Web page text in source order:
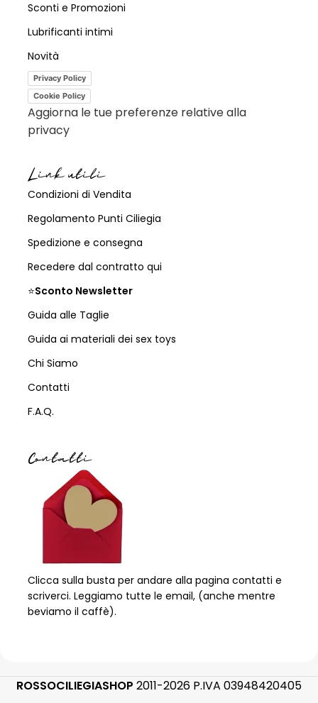
Sconti e Promozioni
Lubrificanti intimi
Novità
Privacy Policy
Cookie Policy
Aggiorna le tue preferenze relative alla
privacy
Link utili
Condizioni di Vendita
Regolamento Punti Ciliegia
Spedizione e consegna
Recedere dal contratto qui
⭐Sconto Newsletter
Guida alle Taglie
Guida ai materiali dei sex toys
Chi Siamo
Contatti
F.A.Q.
Contatti
Clicca sulla busta per andare alla pagina contatti e
scriverci. Leggiamo tutte le email, (anche mentre
beviamo il caffè).
ROSSOCILIEGIASHOP 2011-2026 P.IVA 03948420405